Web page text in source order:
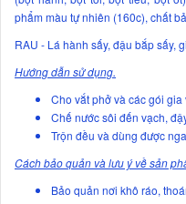
phẩm màu tự nhiên (160c), chất
RAU - Lá hành sấy, đậu bắp sấy,
Hướng dẫn sử dụng.
Cho vắt phở và các gói gia
Chế nước sôi đến vạch,
Trộn đều và dùng được
Cách bảo quản và lưu ý về sản
Bảo quản nơi khô ráo,